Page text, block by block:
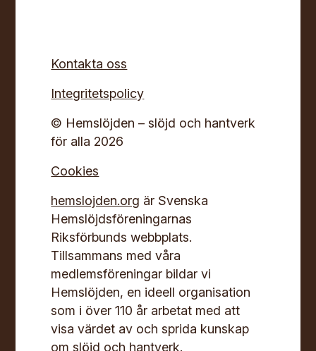
Kontakta oss
Integritetspolicy
© Hemslöjden – slöjd och hantverk
för alla 2026
Cookies
hemslojden.org är Svenska
Hemslöjdsföreningarnas
Riksförbunds webbplats.
Tillsammans med våra
medlemsföreningar bildar vi
Hemslöjden, en ideell organisation
som i över 110 år arbetat med att
visa värdet av och sprida kunskap
om slöjd och hantverk.